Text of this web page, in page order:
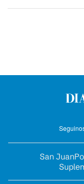
San Juan